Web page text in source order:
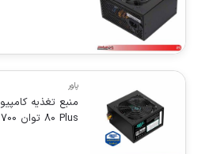
پاور
80 Plus توان 700 وات